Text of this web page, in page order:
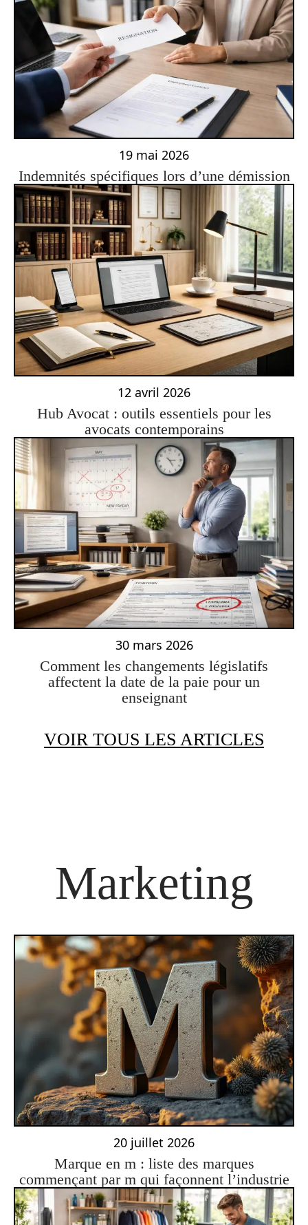
19 mai 2026
Indemnités spécifiques lors d’une démission
12 avril 2026
Hub Avocat : outils essentiels pour les
avocats contemporains
30 mars 2026
Comment les changements législatifs
affectent la date de la paie pour un
enseignant
VOIR TOUS LES ARTICLES
Marketing
20 juillet 2026
Marque en m : liste des marques
commençant par m qui façonnent l’industrie